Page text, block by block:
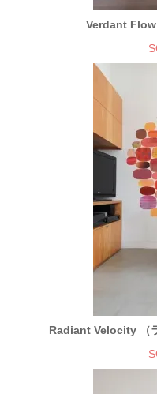
Verdant Flow
Radiant Velocity （